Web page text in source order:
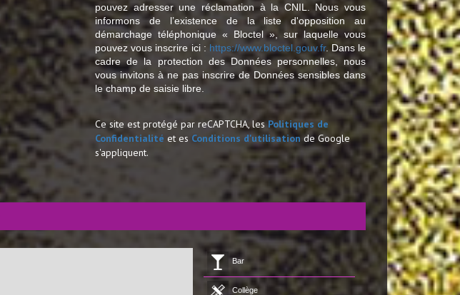
pouvez adresser une réclamation à la CNIL. Nous vous
informons de l’existence de la liste d'opposition au
démarchage téléphonique « Bloctel », sur laquelle vous
pouvez vous inscrire ici : https://www.bloctel.gouv.fr. Dans le
cadre de la protection des Données personnelles, nous
vous invitons à ne pas inscrire de Données sensibles dans
le champ de saisie libre.
Ce site est protégé par reCAPTCHA, lesPolitiques de
Confidentialité et es Conditions d'utilisation de Google
s'appliquent.
Bar
Collège